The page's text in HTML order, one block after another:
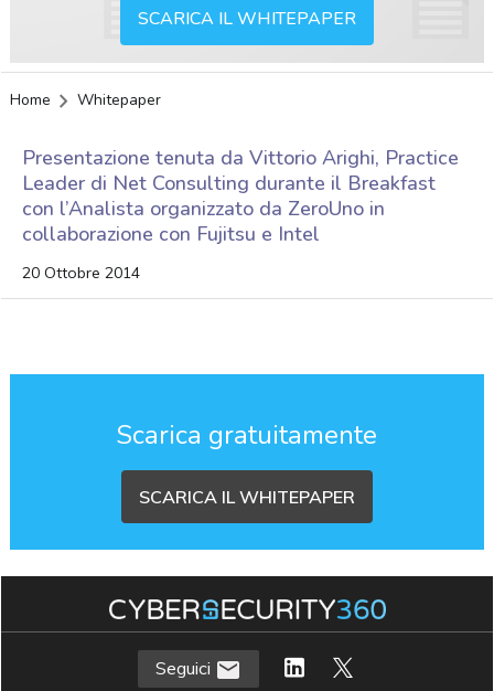
SCARICA IL WHITEPAPER
Home Whitepaper
Presentazione tenuta da Vittorio Arighi, Practice
Leader di Net Consulting durante il Breakfast
con l’Analista organizzato da ZeroUno in
collaborazione con Fujitsu e Intel
20 Ottobre 2014
Scarica gratuitamente
SCARICA IL WHITEPAPER
Seguici